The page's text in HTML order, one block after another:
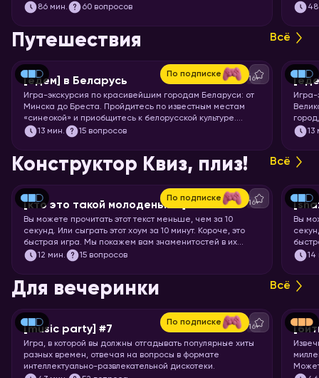
Вас ждут целых 7 раундов песен, клипов, отрывков из
миску попкорна и запускайте хоум!
86 мин. 60 вопросов 48
Путешествия Всё
По подписке
[едем] в Беларусь 16+
Игра-экскурсия по красивейшим городам Беларуси: от
Минска до Бреста. Пройдитесь по известным местам
«синеокой» и приобщитесь к белорусской культуре.
Скорее запускайте хоум!
13 мин. 15 вопросов
Игра-
13
Конструктор Квиз, плиз! Всё
По подписке
[кто это такой молоденький] #5 16+
Вы можете прочитать этот текст меньше, чем за 10
секунд. Или сыграть этот хоум за 10 минут. Короче, это
быстрая игра. Мы покажем вам знаменитостей в их
раннем возрасте, а ваша задача – узнать их.
12 мин. 15 вопросов
Вы
14
Для вечеринки Всё
По подписке
[music party] #7 16+
Игра, в которой вы должны отгадывать популярные хиты
разных времен, отвечая на вопросы в формате
интеллектуально-развлекательной дискотеки.